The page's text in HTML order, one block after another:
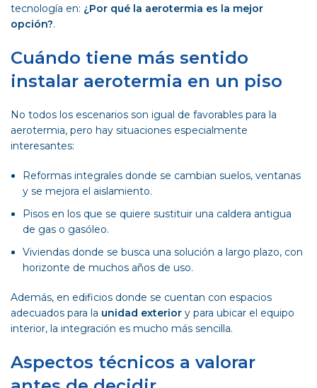
tecnología en: ¿Por qué la aerotermia es la mejor
opción?.
Cuándo tiene más sentido
instalar aerotermia en un piso
No todos los escenarios son igual de favorables para la
aerotermia, pero hay situaciones especialmente
interesantes:
Reformas integrales donde se cambian suelos, ventanas
y se mejora el aislamiento.
Pisos en los que se quiere sustituir una caldera antigua
de gas o gasóleo.
Viviendas donde se busca una solución a largo plazo, con
horizonte de muchos años de uso.
Además, en edificios donde se cuentan con espacios
adecuados para la unidad exterior y para ubicar el equipo
interior, la integración es mucho más sencilla.
Aspectos técnicos a valorar